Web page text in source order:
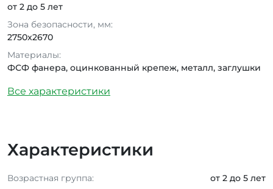
от 2 до 5 лет
Зона безопасности, мм:
2750x2670
Материалы:
ФСФ фанера, оцинкованный крепеж, металл, заглушки
Все характеристики
Характеристики
Возрастная группа:
от 2 до 5 лет